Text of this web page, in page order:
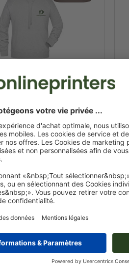
& Textiles